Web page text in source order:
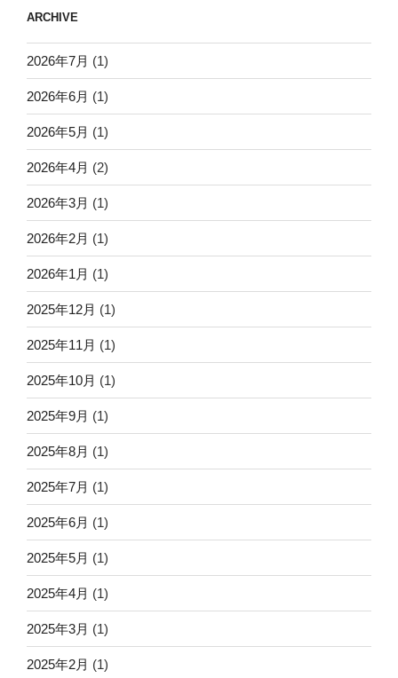
ARCHIVE
2026年7月 (1)
2026年6月 (1)
2026年5月 (1)
2026年4月 (2)
2026年3月 (1)
2026年2月 (1)
2026年1月 (1)
2025年12月 (1)
2025年11月 (1)
2025年10月 (1)
2025年9月 (1)
2025年8月 (1)
2025年7月 (1)
2025年6月 (1)
2025年5月 (1)
2025年4月 (1)
2025年3月 (1)
2025年2月 (1)